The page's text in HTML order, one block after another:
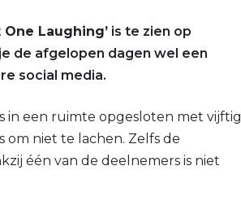
One Laughing’ is te zien op
de afgelopen dagen wel een
social media.
in een ruimte opgesloten met vijftig
om niet te lachen. Zelfs de
één van de deelnemers is niet